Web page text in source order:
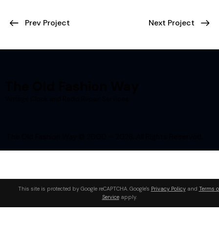
Prev Project Next Project
This site is protected by Google reCAPTCHA. Google's Privacy Policyand Terms
Serviceapply.